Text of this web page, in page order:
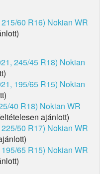
60 R16) Nokian WR
245/45 R18) Nokian
195/65 R15) Nokian
40 R18) Nokian WR
ajánlott)
50 R17) Nokian WR
65 R15) Nokian WR